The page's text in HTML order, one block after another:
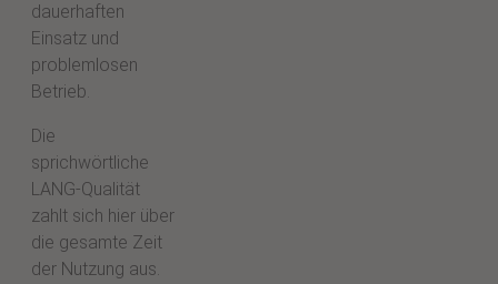
dauerhaften
Einsatz und
problemlosen
Betrieb.
Die
sprichwörtliche
LANG-Qualität
zahlt sich hier über
die gesamte Zeit
der Nutzung aus.